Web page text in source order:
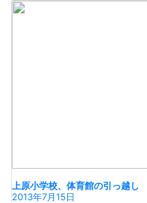
上原小学校、体育館の引っ越し
2013年7月15日